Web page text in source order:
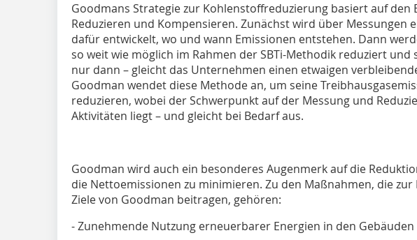
Goodmans Strategie zur Kohlenstoffreduzierung basiert auf den
Reduzieren und Kompensieren. Zunächst wird über Messungen
dafür entwickelt, wo und wann Emissionen entstehen. Dann
so weit wie möglich im Rahmen der SBTi-Methodik reduziert und
nur dann – gleicht das Unternehmen einen etwaigen
Goodman wendet diese Methode an, um seine
reduzieren, wobei der Schwerpunkt auf der Messung und
Aktivitäten liegt – und gleicht bei Bedarf aus.
Goodman wird auch ein besonderes Augenmerk auf die
die Nettoemissionen zu minimieren. Zu den Maßnahmen, die
Ziele von Goodman beitragen, gehören:
- Zunehmende Nutzung erneuerbarer Energien in den Gebäuden